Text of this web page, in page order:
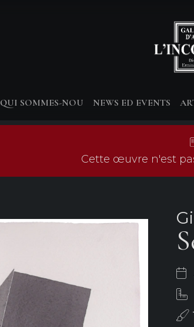
QUI SOMMES-NOU NEWS ED EVENTS
Cette œuvre n'est